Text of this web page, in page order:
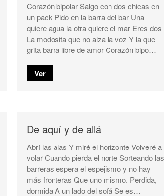
Corazón bipolar Salgo con dos chicas en
un pack Pido en la barra del bar Una
quiere agua la otra quiere el mar Eres dos
La modosita que no alza la voz Y la que
grita barra libre de amor Corazón bipo…
Ver
De aquí y de allá
Abrí las alas Y miré el horizonte Volveré a
volar Cuando pierda el norte Sorteando las
barreras espera el espejismo y no hay
más fronteras Que uno mismo. Perdida,
dormida A un lado del sofá Se es…